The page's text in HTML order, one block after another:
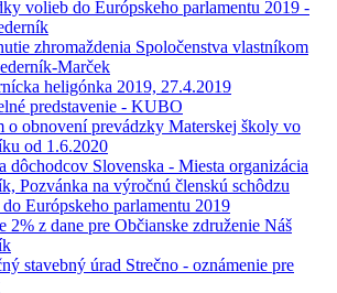
volieb do Európskeho parlamentu 2019 -
zhromaždenia Spoločenstva vlastníkom
Marček
heligónka 2019, 27.4.2019
predstavenie - KUBO
o obnovení prevádzky Materskej školy vo
od 1.6.2020
dôchodcov Slovenska - Miesta organizácia
Pozvánka na výročnú členskú schôdzu
Európskeho parlamentu 2019
2% z dane pre Občianske združenie Náš
stavebný úrad Strečno - oznámenie pre